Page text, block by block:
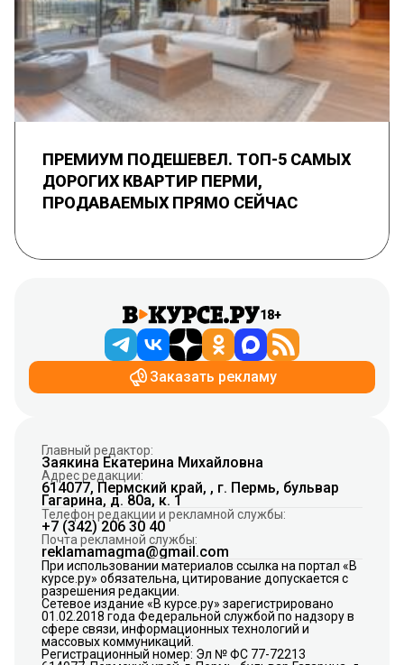
ПРЕМИУМ ПОДЕШЕВЕЛ. ТОП-5 САМЫХ
ДОРОГИХ КВАРТИР ПЕРМИ,
ПРОДАВАЕМЫХ ПРЯМО СЕЙЧАС
18+
Заказать рекламу
Главный редактор:
Заякина Екатерина Михайловна
Адрес редакции:
614077, Пермский край, , г. Пермь, бульвар
Гагарина, д. 80а, к. 1
Телефон редакции и рекламной службы:
+7 (342) 206 30 40
Почта рекламной службы:
reklamamagma@gmail.com
При использовании материалов ссылка на портал «В
курсе.ру» обязательна, цитирование допускается с
разрешения редакции.
Сетевое издание «В курсе.ру» зарегистрировано
01.02.2018 года Федеральной службой по надзору в
сфере связи, информационных технологий и
массовых коммуникаций.
Регистрационный номер: Эл № ФС 77-72213